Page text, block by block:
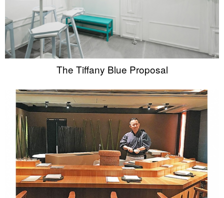
The Tiffany Blue Proposal